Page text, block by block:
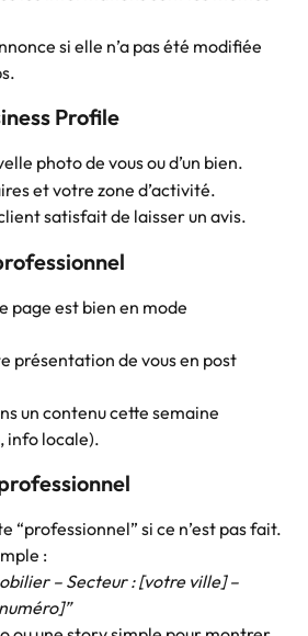
si elle n’a pas été modifiée
Profile
photo de vous ou d’un bien.
et votre zone d’activité.
satisfait de laisser un avis.
page est bien en mode
présentation de vous en post
un contenu cette semaine
info locale).
“professionnel” si ce n’est pas fait.
:
– Secteur : [votre ville] –